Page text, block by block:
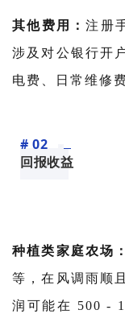
其他费用：注册
涉及对公银行开
电费、日常维修
# 02
回报收益
种植类家庭农场
等，在风调雨顺
润可能在 500 -